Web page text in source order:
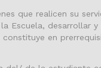
que realicen su
Escuela, desarrollar
constituye en